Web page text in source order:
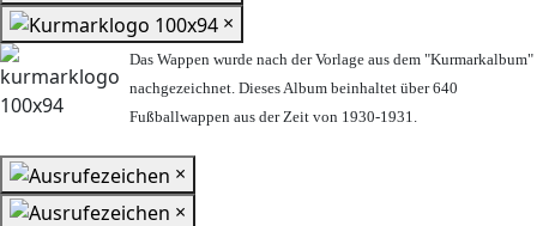
×
Das Wappen wurde nach der Vorlage aus dem "Kurmarkalbum"
nachgezeichnet. Dieses Album beinhaltet über 640
Fußballwappen aus der Zeit von 1930-1931.
×
×